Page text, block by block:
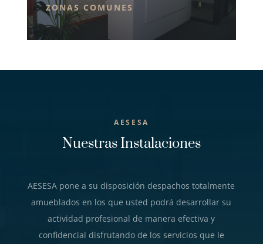
ZONAS COMUNES
AESESA
Nuestras Instalaciones
AESESA pone a su disposición despachos totalmente
amueblados en los que usted podrá desarrollar su
actividad profesional de manera efectiva y
confidencial disfrutando de los servicios que le